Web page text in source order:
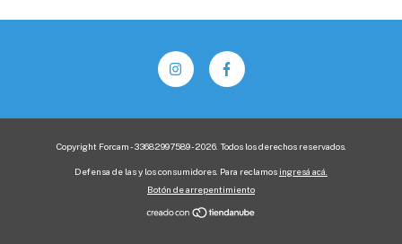
Copyright Forcam - 33682997589 - 2026. Todos los derechos reservados.
Defensa de las y los consumidores. Para reclamos ingresá acá.
Botón de arrepentimiento